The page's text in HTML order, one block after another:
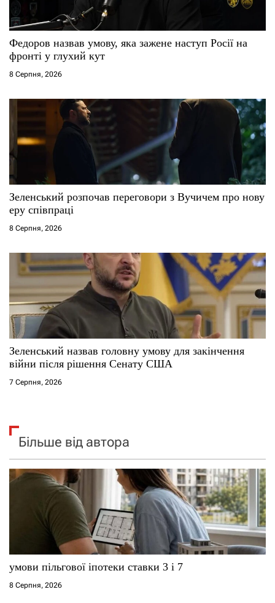
и
с
і
в
Федоров назвав умову, яка зажене наступ Росії на
фронті у глухий кут
8 Серпня, 2026
Зеленський розпочав переговори з Вучичем про нову
еру співпраці
8 Серпня, 2026
Зеленський назвав головну умову для закінчення
війни після рішення Сенату США
7 Серпня, 2026
Більше від автора
умови пільгової іпотеки ставки 3 і 7
8 Серпня, 2026